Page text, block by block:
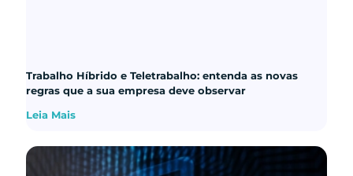
Trabalho Híbrido e Teletrabalho: entenda as novas
regras que a sua empresa deve observar
Leia Mais